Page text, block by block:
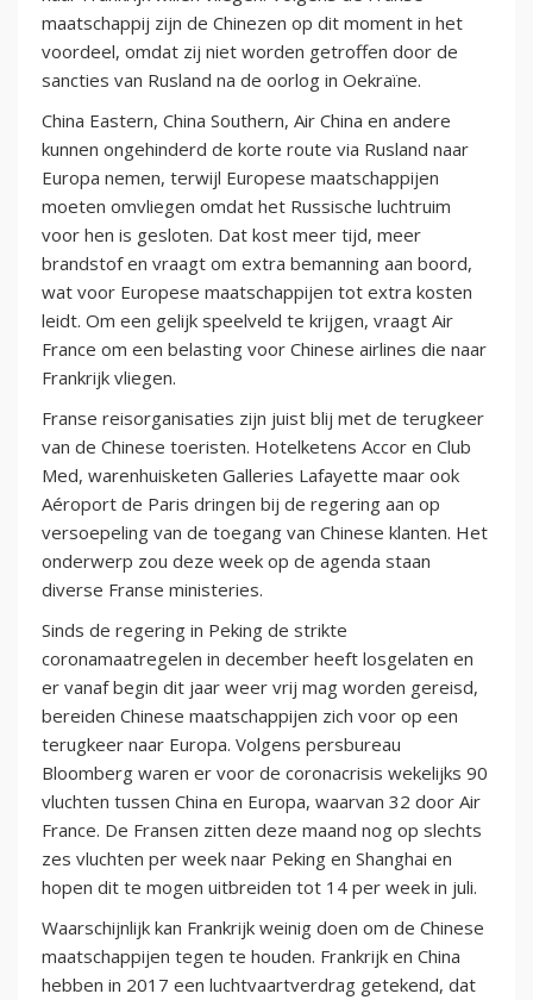
maatschappij zijn de Chinezen op dit moment in het
voordeel, omdat zij niet worden getroffen door de
sancties van Rusland na de oorlog in Oekraïne.
China Eastern, China Southern, Air China en andere
kunnen ongehinderd de korte route via Rusland naar
Europa nemen, terwijl Europese maatschappijen
moeten omvliegen omdat het Russische luchtruim
voor hen is gesloten. Dat kost meer tijd, meer
brandstof en vraagt om extra bemanning aan boord,
wat voor Europese maatschappijen tot extra kosten
leidt. Om een gelijk speelveld te krijgen, vraagt Air
France om een belasting voor Chinese airlines die naar
Frankrijk vliegen.
Franse reisorganisaties zijn juist blij met de terugkeer
van de Chinese toeristen. Hotelketens Accor en Club
Med, warenhuisketen Galleries Lafayette maar ook
Aéroport de Paris dringen bij de regering aan op
versoepeling van de toegang van Chinese klanten. Het
onderwerp zou deze week op de agenda staan
diverse Franse ministeries.
Sinds de regering in Peking de strikte
coronamaatregelen in december heeft losgelaten en
er vanaf begin dit jaar weer vrij mag worden gereisd,
bereiden Chinese maatschappijen zich voor op een
terugkeer naar Europa. Volgens persbureau
Bloomberg waren er voor de coronacrisis wekelijks 90
vluchten tussen China en Europa, waarvan 32 door Air
France. De Fransen zitten deze maand nog op slechts
zes vluchten per week naar Peking en Shanghai en
hopen dit te mogen uitbreiden tot 14 per week in juli.
Waarschijnlijk kan Frankrijk weinig doen om de Chinese
maatschappijen tegen te houden. Frankrijk en China
hebben in 2017 een luchtvaartverdrag getekend, dat